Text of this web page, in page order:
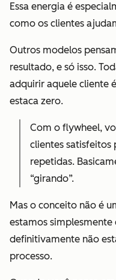
Essa energia é
como os clientes
Outros modelos
resultado, e só isso.
adquirir aquele cliente
estaca zero.
Com o flywheel,
clientes satisfeitos
repetidas.
“girando”.
Mas o conceito não é
estamos simplesmente
definitivamente não
processo.